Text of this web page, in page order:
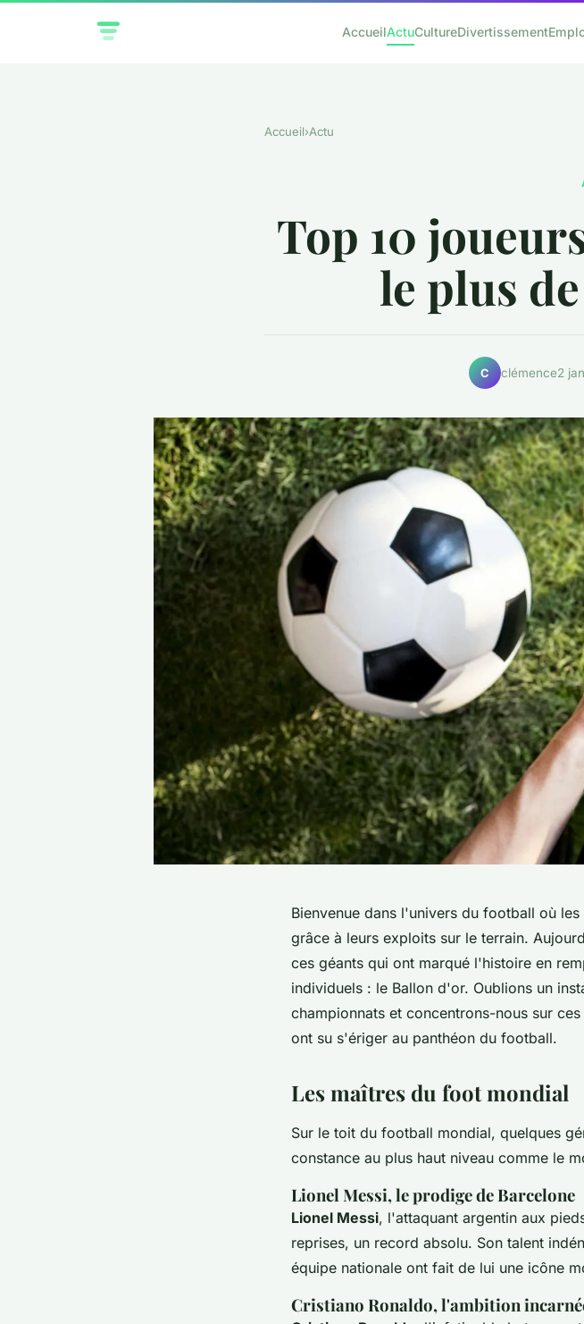
AccueilActuCultureDivertissement
Accueil›Actu
Top 10
le plus
C clémence2
Bienvenue dans l'univers du football où
grâce à leurs exploits sur le terrain.
ces géants qui ont marqué l'histoire en
individuels : le Ballon d'or. Oublions un
championnats et concentrons-nous sur
ont su s'ériger au panthéon du football.
Les maîtres du foot mondial
Sur le toit du football mondial, quelques
constance au plus haut niveau comme le
Lionel Messi, le prodige de Barcelone
Lionel Messi, l'attaquant argentin aux
reprises, un record absolu. Son talent
équipe nationale ont fait de lui une icône
Cristiano Ronaldo, l'ambition